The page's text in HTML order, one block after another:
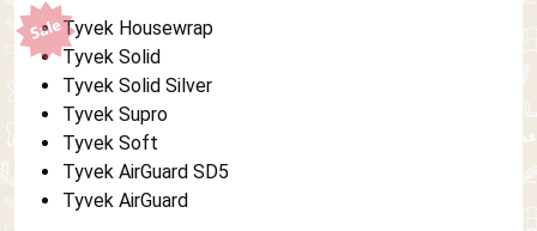
Tyvek Housewrap
Tyvek Solid
Tyvek Solid Silver
Tyvek Supro
Tyvek Soft
Tyvek AirGuard SD5
Tyvek AirGuard